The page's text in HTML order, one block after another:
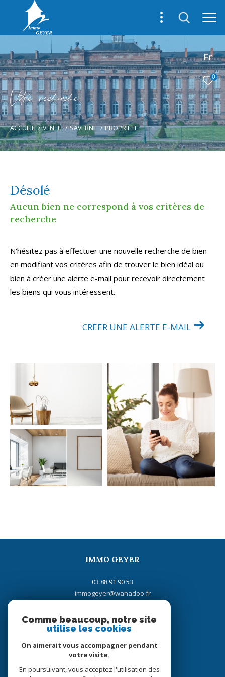
Fr
0
Vore recece
ACCUEIL VENTE SAVERNE PROPRIETE
Désolé
Aucun bien ne correspond à vos critères de
recherche
N'hésitez pas à effectuer une nouvelle recherche de bien
en modifiant vos critères afin de trouver le bien idéal ou
bien à créer une alerte e-mail pour recevoir directement
les biens qui vous intéressent.
CREER UNE ALERTE E-MAIL
IMMO GEYER
03 88 91 90 53
immogeyer@wanadoo.fr
67700
saverne
Adhérents
Comme beaucoup, notre site
utilise les cookies
On aimerait vous accompagner pendant
votre visite.
En poursuivant, vous acceptez l'utilisation des